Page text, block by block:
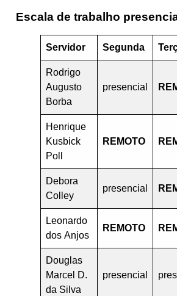
Escala de trabalho
Servidor Segunda
Rodrigo
Augusto
Borba
presencial
Henrique
Kusbick
Poll
REMOTO
Debora
Colley
presencial
Leonardo
dos Anjos
REMOTO
Douglas
Marcel D.
da Silva
presencial